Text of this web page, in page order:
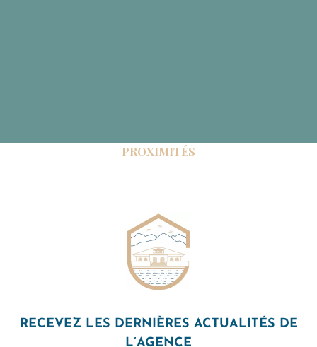
PROXIMITÉS
RECEVEZ LES DERNIÈRES ACTUALITÉS DE
L’AGENCE